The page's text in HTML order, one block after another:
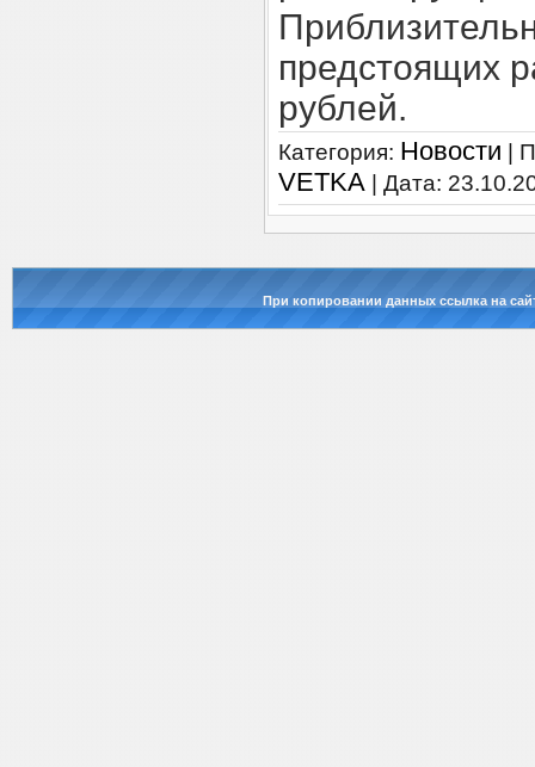
предстоящих
рублей.
Категория: Новости |
VETKA | Дата:
При копировании данных ссылка на